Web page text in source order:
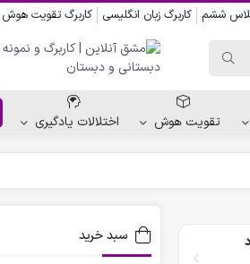
ششم کاربرگ زبان انگلیسی کاربرگ تقویت هوش
کاربرگ نقاشی نشانه ها
کاربرگ مناسبت ها
تقویت هوش اختلالات یادگیری
سبد خرید